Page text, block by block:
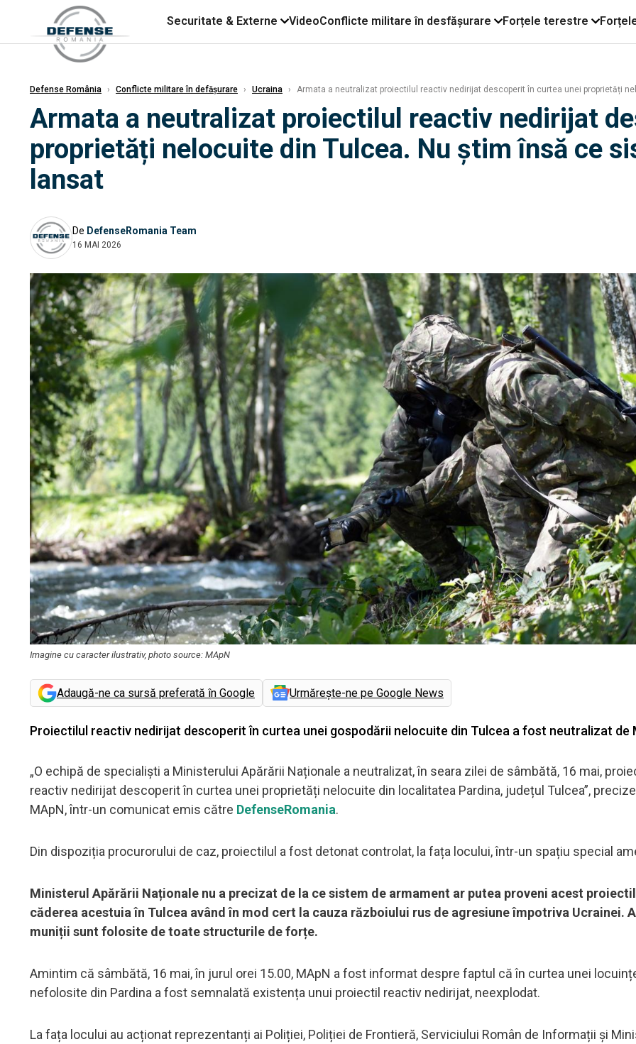
Securitate & Externe VideoConflicte militare în desfășurare Forțele terestre
Defense România › Conflicte militare în defășurare › Ucraina › Armata a neutralizat proiectilul reactiv nedirijat descoperit în curtea unei proprietăți
Armata a neutralizat proiectilul reactiv nedirijat
proprietăți nelocuite din Tulcea. Nu știm însă ce
lansat
De DefenseRomania Team
16 MAI 2026
Imagine cu caracter ilustrativ, photo source: MApN
Adaugă-ne ca sursă preferată în Google Urmărește-ne pe Google News
Proiectilul reactiv nedirijat descoperit în curtea unei gospodării nelocuite din Tulcea a fost neutralizat de
„O echipă de specialiști a Ministerului Apărării Naționale a neutralizat, în seara zilei de sâmbătă, 16 mai,
reactiv nedirijat descoperit în curtea unei proprietăți nelocuite din localitatea Pardina, județul Tulcea”,
MApN, într-un comunicat emis către DefenseRomania.
Din dispoziția procurorului de caz, proiectilul a fost detonat controlat, la fața locului, într-un spațiu special
Ministerul Apărării Naționale nu a precizat de la ce sistem de armament ar putea proveni acest
căderea acestuia în Tulcea având în mod cert la cauza războiului rus de agresiune împotriva Ucrainei.
muniții sunt folosite de toate structurile de forțe.
Amintim că sâmbătă, 16 mai, în jurul orei 15.00, MApN a fost informat despre faptul că în curtea unei
nefolosite din Pardina a fost semnalată existența unui proiectil reactiv nedirijat, neexplodat.
La fața locului au acționat reprezentanți ai Poliției, Poliției de Frontieră, Serviciului Român de Informații și